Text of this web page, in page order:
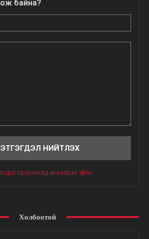
байна?
оруулахад анхаарах зүйлс
Холбоотой